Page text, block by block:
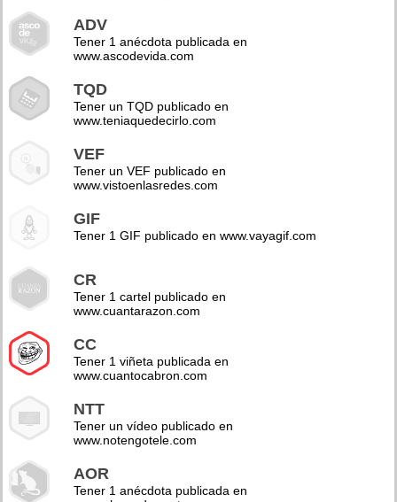
ADV
Tener 1 anécdota publicada en
www.ascodevida.com
TQD
Tener un TQD publicado en
www.teniaquedecirlo.com
VEF
Tener un VEF publicado en
www.vistoenlasredes.com
GIF
Tener 1 GIF publicado en www.vayagif.com
CR
Tener 1 cartel publicado en
www.cuantarazon.com
CC
Tener 1 viñeta publicada en
www.cuantocabron.com
NTT
Tener un vídeo publicado en
www.notengotele.com
AOR
Tener 1 anécdota publicada en